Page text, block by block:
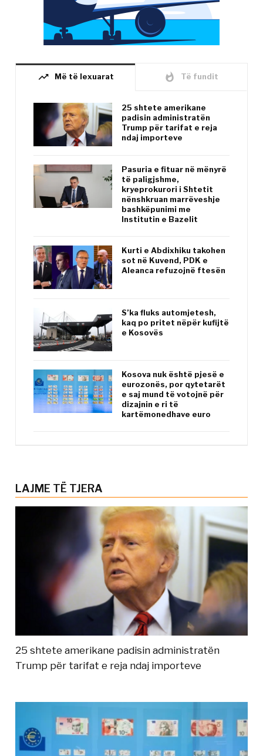
trending_up Më të lexuarat whatshot Të fundit
25 shtete amerikane
padisin administratën
Trump për tarifat e reja
ndaj importeve
Pasuria e fituar në mënyrë
të paligjshme,
kryeprokurori i Shtetit
nënshkruan marrëveshje
bashkëpunimi me
Institutin e Bazelit
Kurti e Abdixhiku takohen
sot në Kuvend, PDK e
Aleanca refuzojnë ftesën
S’ka fluks automjetesh,
kaq po pritet nëpër kufijtë
e Kosovës
Kosova nuk është pjesë e
eurozonës, por qytetarët
e saj mund të votojnë për
dizajnin e ri të
kartëmonedhave euro
LAJME TË TJERA
25 shtete amerikane padisin administratën
Trump për tarifat e reja ndaj importeve